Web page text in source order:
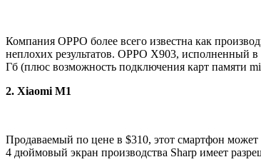
Компания OPPO более всего известна как
неплохих результатов. OPPO X903, исполненный
Гб (плюс возможность подключения карт памяти
2. Xiaomi M1
Продаваемый по цене в $310, этот смартфон может
4 дюймовый экран производства Sharp имеет